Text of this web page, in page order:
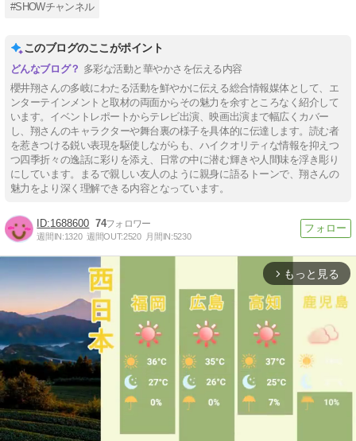
#SHOWチャンネル
このブログのここがポイント
多彩な活動と華やかさを伝える内容
櫻井翔さんの多岐にわたる活動を鮮やかに伝える総合情報媒体として、エ
ンターテインメントと取材の両面からその魅力を余すところなく紹介して
います。イベントレポートからテレビ出演、映画出演まで幅広くカバー
し、翔さんのキャラクターや舞台裏の様子を具体的に伝達します。読む者
を惹きつける鋭い表現を駆使しながらも、ハイクオリティな情報を抑えつ
つ四季折々の逸話に彩りを添え、日常の中に潜む輝きや人間味を浮き彫り
にしています。まるで親しい友人のように親身に語るトーンで、翔さんの
魅力をより深く理解できる内容となっています。
1688600 74
週間IN:1320 週間OUT:2520 月間IN:5230
arrow_forward_ios もっと見る